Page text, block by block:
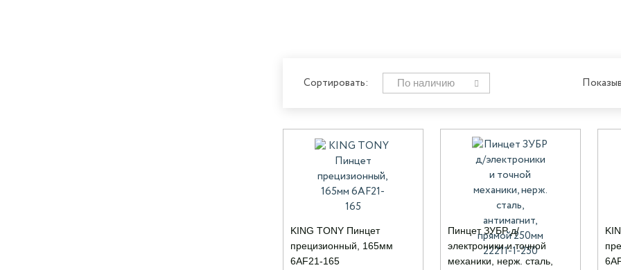
Сортировать: По наличию
KING TONY Пинцет
прецизионный, 165мм
6AF21-165
Пинцет ЗУБР д/
электроники и точной
механики, нерж. сталь,